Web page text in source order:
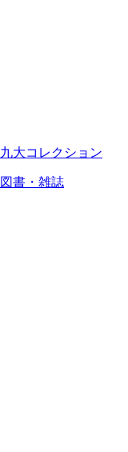
九大コレクション
図書・雑誌